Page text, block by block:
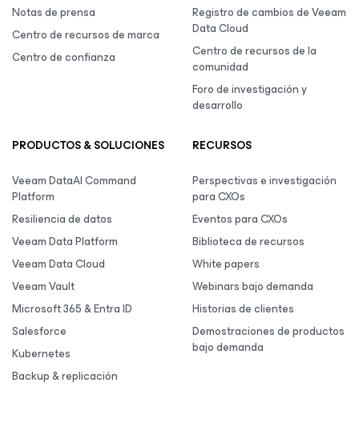
Notas de prensa
Centro de recursos de marca
Centro de confianza
Registro de cambios de Veeam
Data Cloud
Centro de recursos de la
comunidad
Foro de investigación y
desarrollo
PRODUCTOS & SOLUCIONES
Veeam DataAI Command
Platform
Resiliencia de datos
Veeam Data Platform
Veeam Data Cloud
Veeam Vault
Microsoft 365 & Entra ID
Salesforce
Kubernetes
Backup & replicación
RECURSOS
Perspectivas e investigación
para CXOs
Eventos para CXOs
Biblioteca de recursos
White papers
Webinars bajo demanda
Historias de clientes
Demostraciones de productos
bajo demanda